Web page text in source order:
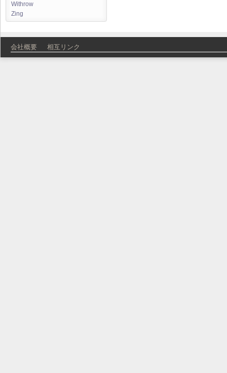
Withrow
Zing
会社概要 相互リンク